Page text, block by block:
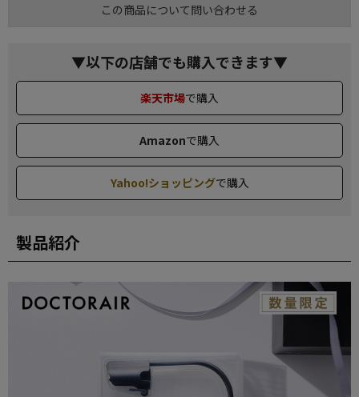
この商品について問い合わせる
▼以下の店舗でも購入できます▼
楽天市場で購入
Amazonで購入
Yahoo!ショッピングで購入
製品紹介